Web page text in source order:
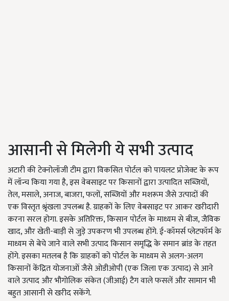
आसानी से मिलेगी ये सभी उत्पाद
अटारी की टेक्नोलॉजी टीम द्वारा विकसित पोर्टल को पायलट प्रोजेक्ट के रूप
में लॉन्च किया गया है, इस वेबसाइट पर किसानों द्वारा उत्पादित सब्जियों,
तेल, मसाले, अनाज, बाजरा, फलों, सब्जियों और मशरूम जैसे उत्पादों की
एक विस्तृत श्रृंखला उपलब्ध है. ग्राहकों के लिए वेबसाइट पर आकर खरीदारी
करना सरल होगा. इसके अतिरिक्त, किसान पोर्टल के माध्यम से बीज, जैविक
खाद, और खेती-बाड़ी से जुड़े उपकरण भी उपलब्ध होंगे. ई-कॉमर्स प्लेटफॉर्म के
माध्यम से बेचे जाने वाले सभी उत्पाद किसान समृद्धि के समान ब्रांड के तहत
होंगे. इसका मतलब है कि ग्राहकों को पोर्टल के माध्यम से अलग-अलग
किसानों केंद्रित योजनाओं जैसे ओडीओपी (एक जिला एक उत्पाद) से आने
वाले उत्पाद और भौगोलिक संकेत (जीआई) टैग वाले फसलें और सामान भी
बहुत आसानी से खरीद सकेंगे.